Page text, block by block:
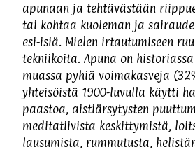
apunaan ja tehtävästään
tai kohtaa kuoleman ja
esi-isiä. Mielen irtautumiseen
tekniikoita. Apuna on
muassa pyhiä voimakasveja
yhteisöistä 1900-luvulla käytti
paastoa, aistiärsytysten
meditatiivista keskittymistä,
lausumista, rummutusta,